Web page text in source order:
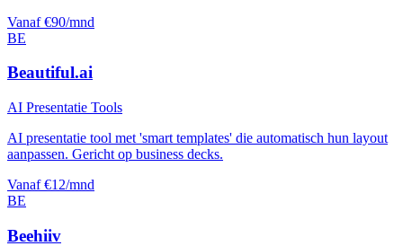
Vanaf €90/mnd
BE
Beautiful.ai
AI Presentatie Tools
AI presentatie tool met 'smart templates' die automatisch hun layout
aanpassen. Gericht op business decks.
Vanaf €12/mnd
BE
Beehiiv